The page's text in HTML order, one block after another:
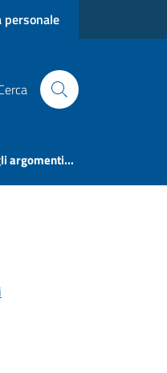
personale
argomenti...